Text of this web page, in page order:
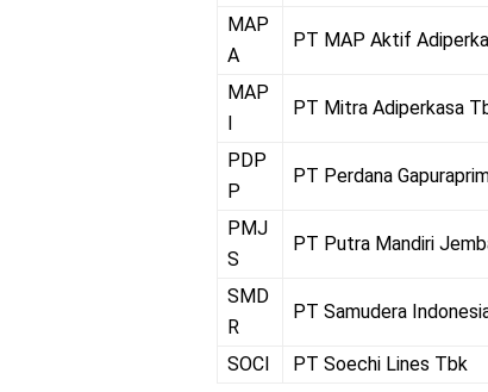
MAP
A
PT MAP Aktif
MAP
I
PT Mitra Adiperkasa
PDP
P
PT Perdana
PMJ
S
PT Putra Mandiri
SMD
R
PT Samudera
SOCI PT Soechi Lines Tbk